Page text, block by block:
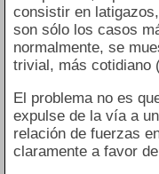
consistir en
son sólo los casos
normalmente, se
trivial, más cotidiano
El problema no es
expulse de la vía a
relación de fuerzas
claramente a favor